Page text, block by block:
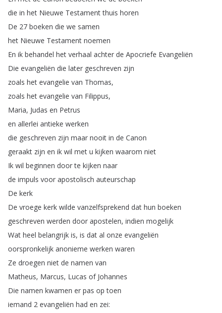
die in het Nieuwe Testament thuis horen
De 27 boeken die we samen
het Nieuwe Testament noemen
En ik behandel het verhaal achter de Apocriefe Evangeliën
Die evangeliën die later geschreven zijn
zoals het evangelie van Thomas,
zoals het evangelie van Filippus,
Maria, Judas en Petrus
en allerlei antieke werken
die geschreven zijn maar nooit in de Canon
geraakt zijn en ik wil met u kijken waarom niet
Ik wil beginnen door te kijken naar
de impuls voor apostolisch auteurschap
De kerk
De vroege kerk wilde vanzelfsprekend dat hun boeken
geschreven werden door apostelen, indien mogelijk
Wat heel belangrijk is, is dat al onze evangeliën
oorspronkelijk anonieme werken waren
Ze droegen niet de namen van
Matheus, Marcus, Lucas of Johannes
Die namen kwamen er pas op toen
iemand 2 evangeliën had en zei: